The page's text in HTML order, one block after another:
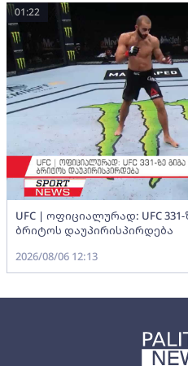
UFC | ოფიციალურად: UFC
ბრიტოს დაუპირისპირდება
01:22
2026/08/06 12:13